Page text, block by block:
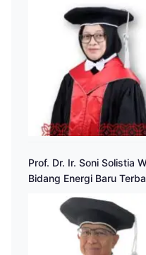
Prof. Dr. Ir. Soni Solistia
Bidang Energi Baru